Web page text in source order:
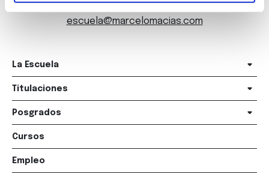
+34 698 198 265
escuela@marcelomacias.com
La Escuela
Titulaciones
Posgrados
Cursos
Empleo